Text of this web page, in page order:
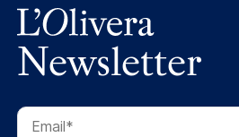
Newsletter